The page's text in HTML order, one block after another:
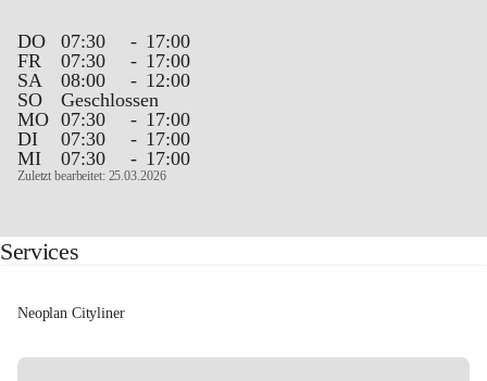
DO 07:30 - 17:00
FR
07:30 - 17:00
SA
08:00 - 12:00
SO
Geschlossen
MO 07:30 - 17:00
DI
07:30 - 17:00
MI
07:30 - 17:00
Zuletzt bearbeitet: 25.03.2026
Services
Neoplan Cityliner